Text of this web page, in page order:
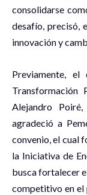
consolidarse
desafío, precisó,
innovación y
Previamente,
Transformación
Alejandro
agradeció a
convenio, el cual
la Iniciativa de
busca fortalecer
competitivo en el